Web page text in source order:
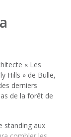
« Les
Hills » de Bulle,
derniers
de la forêt de
standing aux